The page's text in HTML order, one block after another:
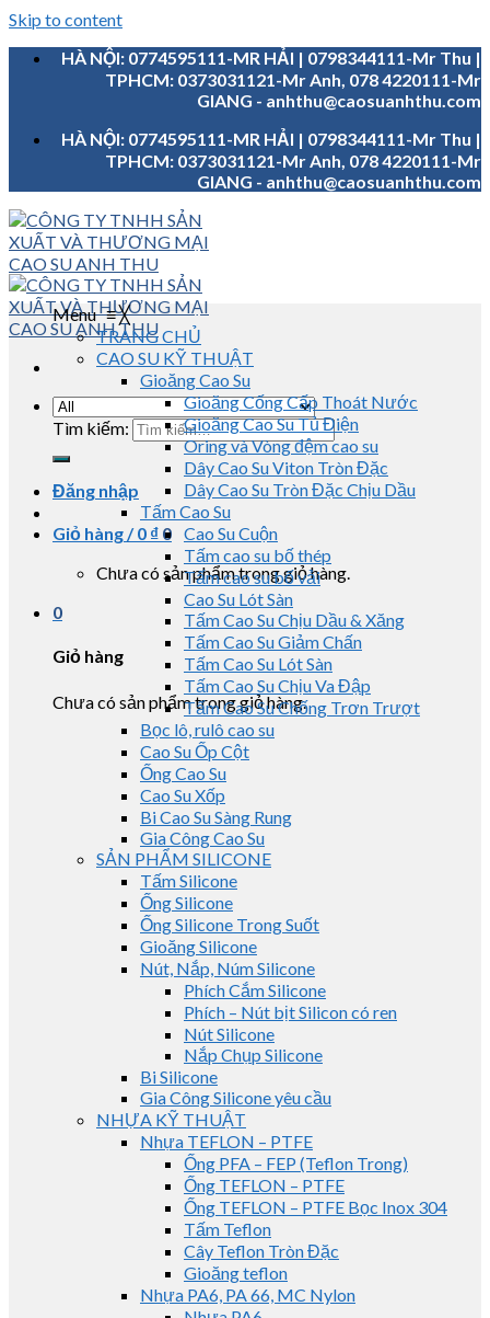
Skip to content
HÀ NỘI: 0774595111-MR HẢI | 0798344111-Mr Thu |
TPHCM: 0373031121-Mr Anh, 078 4220111-Mr
GIANG - anhthu@caosuanhthu.com
HÀ NỘI: 0774595111-MR HẢI | 0798344111-Mr Thu |
TPHCM: 0373031121-Mr Anh, 078 4220111-Mr
GIANG - anhthu@caosuanhthu.com
Tìm kiếm:
Đăng nhập
Giỏ hàng /0 ₫ 0
Chưa có sản phẩm trong giỏ hàng.
0
Giỏ hàng
Chưa có sản phẩm trong giỏ hàng.
Menu≡╳
TRANG CHỦ
CAO SU KỸ THUẬT
Gioăng Cao Su
Gioăng Cống Cấp Thoát Nước
Gioăng Cao Su Tủ Điện
Oring và Vòng đệm cao su
Dây Cao Su Viton Tròn Đặc
Dây Cao Su Tròn Đặc Chịu Dầu
Tấm Cao Su
Cao Su Cuộn
Tấm cao su bố thép
Tấm cao su bố vải
Cao Su Lót Sàn
Tấm Cao Su Chịu Dầu & Xăng
Tấm Cao Su Giảm Chấn
Tấm Cao Su Lót Sàn
Tấm Cao Su Chịu Va Đập
Tấm Cao Su Chống Trơn Trượt
Bọc lô, rulô cao su
Cao Su Ốp Cột
Ống Cao Su
Cao Su Xốp
Bi Cao Su Sàng Rung
Gia Công Cao Su
SẢN PHẨM SILICONE
Tấm Silicone
Ống Silicone
Ống Silicone Trong Suốt
Gioăng Silicone
Nút, Nắp, Núm Silicone
Phích Cắm Silicone
Phích – Nút bịt Silicon có ren
Nút Silicone
Nắp Chụp Silicone
Bi Silicone
Gia Công Silicone yêu cầu
NHỰA KỸ THUẬT
Nhựa TEFLON – PTFE
Ống PFA – FEP (Teflon Trong)
Ống TEFLON – PTFE
Ống TEFLON – PTFE Bọc Inox 304
Tấm Teflon
Cây Teflon Tròn Đặc
Gioăng teflon
Nhựa PA6, PA 66, MC Nylon